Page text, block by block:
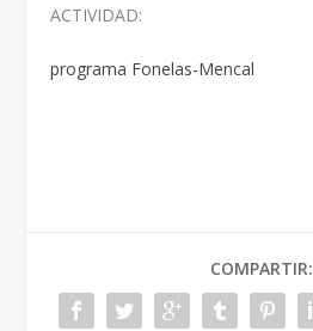
ACTIVIDAD:
programa Fonelas-Mencal
COMPARTIR: